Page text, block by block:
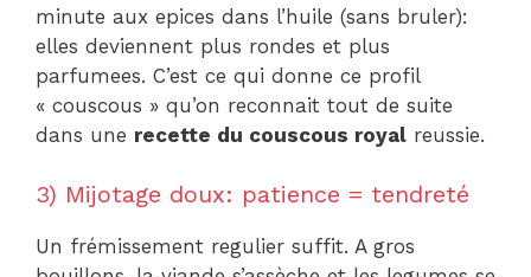
minute aux epices dans l’huile (sans bruler):
elles deviennent plus rondes et plus
parfumees. C’est ce qui donne ce profil
« couscous » qu’on reconnait tout de suite
dans une recette du couscous royal reussie.
3) Mijotage doux: patience = tendreté
Un frémissement regulier suffit. A gros